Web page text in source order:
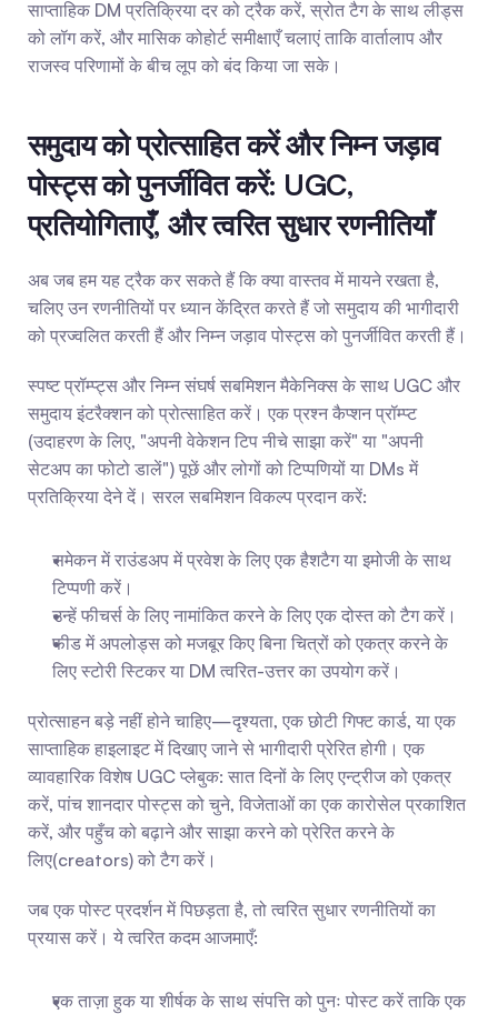
साप्ताहिक DM प्रतिक्रिया दर को ट्रैक करें, स्रोत टैग के साथ लीड्स
को लॉग करें, और मासिक कोहोर्ट समीक्षाएँ चलाएं ताकि वार्तालाप और
राजस्व परिणामों के बीच लूप को बंद किया जा सके।
समुदाय को प्रोत्साहित करें और निम्न जड़ाव
पोस्ट्स को पुनर्जीवित करें: UGC,
प्रतियोगिताएँ, और त्वरित सुधार रणनीतियाँ
अब जब हम यह ट्रैक कर सकते हैं कि क्या वास्तव में मायने रखता है,
चलिए उन रणनीतियों पर ध्यान केंद्रित करते हैं जो समुदाय की भागीदारी
को प्रज्वलित करती हैं और निम्न जड़ाव पोस्ट्स को पुनर्जीवित करती हैं।
स्पष्ट प्रॉम्प्ट्स और निम्न संघर्ष सबमिशन मैकेनिक्स के साथ UGC और
समुदाय इंटरैक्शन को प्रोत्साहित करें। एक प्रश्न कैप्शन प्रॉम्प्ट
(उदाहरण के लिए, "अपनी वेकेशन टिप नीचे साझा करें" या "अपनी
सेटअप का फोटो डालें") पूछें और लोगों को टिप्पणियों या DMs में
प्रतिक्रिया देने दें। सरल सबमिशन विकल्प प्रदान करें:
समेकन में राउंडअप में प्रवेश के लिए एक हैशटैग या इमोजी के साथ
टिप्पणी करें।
उन्हें फीचर्स के लिए नामांकित करने के लिए एक दोस्त को टैग करें।
फीड में अपलोड्स को मजबूर किए बिना चित्रों को एकत्र करने के
लिए स्टोरी स्टिकर या DM त्वरित-उत्तर का उपयोग करें।
प्रोत्साहन बड़े नहीं होने चाहिए—दृश्यता, एक छोटी गिफ्ट कार्ड, या एक
साप्ताहिक हाइलाइट में दिखाए जाने से भागीदारी प्रेरित होगी। एक
व्यावहारिक विशेष UGC प्लेबुक: सात दिनों के लिए एन्ट्रीज को एकत्र
करें, पांच शानदार पोस्ट्स को चुने, विजेताओं का एक कारोसेल प्रकाशित
करें, और पहुँच को बढ़ाने और साझा करने को प्रेरित करने के
लिए(creators) को टैग करें।
जब एक पोस्ट प्रदर्शन में पिछड़ता है, तो त्वरित सुधार रणनीतियों का
प्रयास करें। ये त्वरित कदम आजमाएँ:
एक ताज़ा हुक या शीर्षक के साथ संपत्ति को पुनः पोस्ट करें ताकि एक